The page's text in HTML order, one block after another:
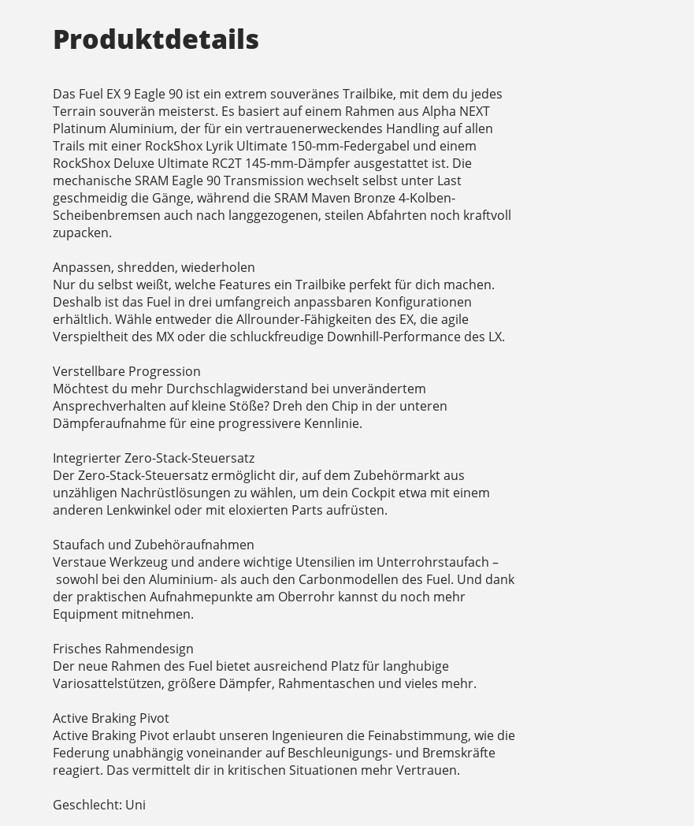
Produktdetails
Das Fuel EX 9 Eagle 90 ist ein extrem souveränes Trailbike, mit dem du jedes
Terrain souverän meisterst. Es basiert auf einem Rahmen aus Alpha NEXT
Platinum Aluminium, der für ein vertrauenerweckendes Handling auf allen
Trails mit einer RockShox Lyrik Ultimate 150-mm-Federgabel und einem
RockShox Deluxe Ultimate RC2T 145-mm-Dämpfer ausgestattet ist. Die
mechanische SRAM Eagle 90 Transmission wechselt selbst unter Last
geschmeidig die Gänge, während die SRAM Maven Bronze 4-Kolben-
Scheibenbremsen auch nach langgezogenen, steilen Abfahrten noch kraftvoll
zupacken.
Anpassen, shredden, wiederholen
Nur du selbst weißt, welche Features ein Trailbike perfekt für dich machen.
Deshalb ist das Fuel in drei umfangreich anpassbaren Konfigurationen
erhältlich. Wähle entweder die Allrounder-Fähigkeiten des EX, die agile
Verspieltheit des MX oder die schluckfreudige Downhill-Performance des LX.
Verstellbare Progression
Möchtest du mehr Durchschlagwiderstand bei unverändertem
Ansprechverhalten auf kleine Stöße? Dreh den Chip in der unteren
Dämpferaufnahme für eine progressivere Kennlinie.
Integrierter Zero-Stack-Steuersatz
Der Zero-Stack-Steuersatz ermöglicht dir, auf dem Zubehörmarkt aus
unzähligen Nachrüstlösungen zu wählen, um dein Cockpit etwa mit einem
anderen Lenkwinkel oder mit eloxierten Parts aufrüsten.
Staufach und Zubehöraufnahmen
Verstaue Werkzeug und andere wichtige Utensilien im Unterrohrstaufach –
sowohl bei den Aluminium- als auch den Carbonmodellen des Fuel. Und dank
der praktischen Aufnahmepunkte am Oberrohr kannst du noch mehr
Equipment mitnehmen.
Frisches Rahmendesign
Der neue Rahmen des Fuel bietet ausreichend Platz für langhubige
Variosattelstützen, größere Dämpfer, Rahmentaschen und vieles mehr.
Active Braking Pivot
Active Braking Pivot erlaubt unseren Ingenieuren die Feinabstimmung, wie die
Federung unabhängig voneinander auf Beschleunigungs- und Bremskräfte
reagiert. Das vermittelt dir in kritischen Situationen mehr Vertrauen.
Geschlecht: Uni